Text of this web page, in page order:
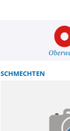
SCHMECHTEN